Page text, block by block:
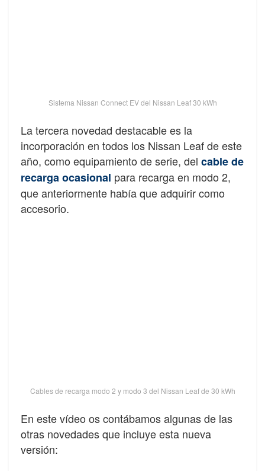
Sistema Nissan Connect EV del Nissan Leaf 30 kWh
La tercera novedad destacable es la
incorporación en todos los Nissan Leaf de este
año, como equipamiento de serie, del cable de
recarga ocasional para recarga en modo 2,
que anteriormente había que adquirir como
accesorio.
Cables de recarga modo 2 y modo 3 del Nissan Leaf de 30 kWh
En este vídeo os contábamos algunas de las
otras novedades que incluye esta nueva
versión: